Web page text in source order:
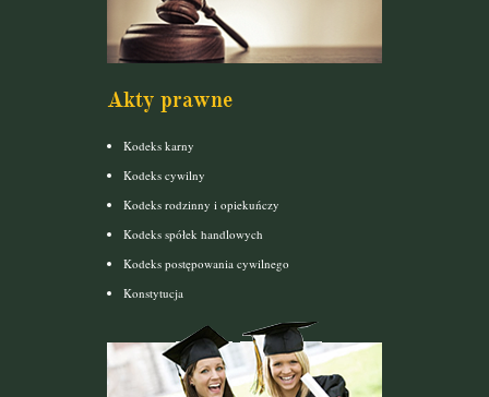
Akty prawne
Kodeks karny
Kodeks cywilny
Kodeks rodzinny i opiekuńczy
Kodeks spółek handlowych
Kodeks postępowania cywilnego
Konstytucja